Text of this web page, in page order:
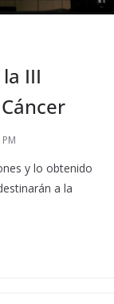
III
y lo obtenido
a la